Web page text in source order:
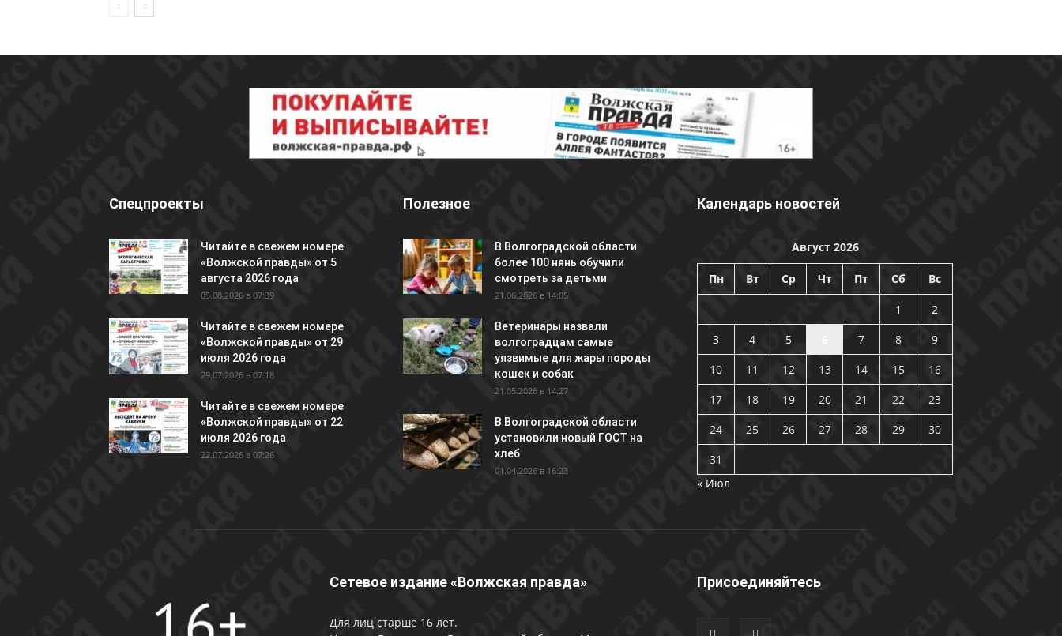
Спецпроекты
Читайте в свежем номере
«Волжской правды» от 5
августа 2026 года
05.08.2026 в 07:39
Читайте в свежем номере
«Волжской правды» от 29
июля 2026 года
29.07.2026 в 07:18
Читайте в свежем номере
«Волжской правды» от 22
июля 2026 года
22.07.2026 в 07:26
Полезное
В Волгоградской области
более 100 нянь обучили
смотреть за детьми
21.06.2026 в 14:05
Ветеринары назвали
волгоградцам самые
уязвимые для жары породы
кошек и собак
21.05.2026 в 14:27
В Волгоградской области
установили новый ГОСТ на
хлеб
01.04.2026 в 16:23
Календарь новостей
Август 2026
Пн Вт Ср Чт Пт Сб Вс
1
2
3
4 5 7 8
9
10
11 12 13 14 15
16
17
18 19 20 21 22
23
24
25 26 27 28 29
30
31
« Июл
Сетевое издание «Волжская правда»
Для лиц старше 16 лет.
Присоединяйтесь